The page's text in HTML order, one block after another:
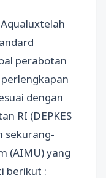
perabotan
dengan
RI (DEPKES
sekurang-
(AIMU) yang
berikut :